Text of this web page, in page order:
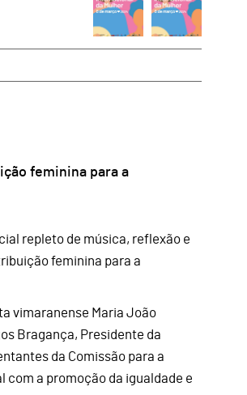
feminina para a
repleto de música, reflexão e
feminina para a
vimaranense Maria João
Bragança, Presidente da
da Comissão para a
com a promoção da igualdade e